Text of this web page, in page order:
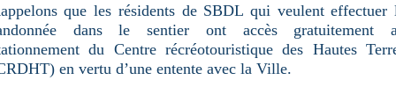
que les résidents de SBDL qui veulent effectuer
dans le sentier ont accès gratuitement
du Centre récréotouristique des Hautes
en vertu d’une entente avec la Ville.